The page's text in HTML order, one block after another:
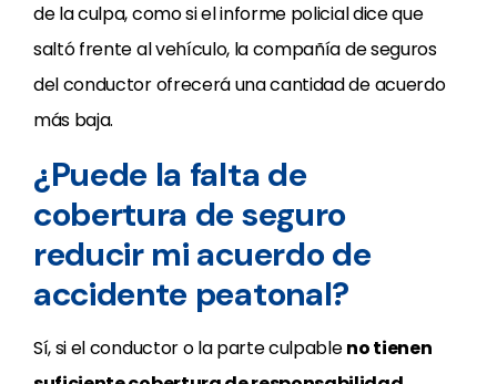
de la culpa, como si el informe policial dice que
saltó frente al vehículo, la compañía de seguros
del conductor ofrecerá una cantidad de acuerdo
más baja.
¿Puede la falta de
cobertura de seguro
reducir mi acuerdo de
accidente peatonal?
Sí, si el conductor o la parte culpableno tienen